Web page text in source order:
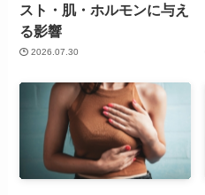
スト・肌・ホルモンに与え
る影響
2026.07.30